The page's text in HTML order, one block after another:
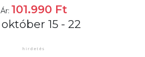
Ár: 101.990 Ft
október 15 - 22